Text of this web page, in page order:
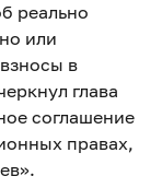
реально
или
в
глава
соглашение
правах,